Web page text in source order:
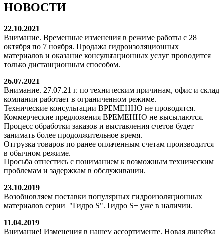
НОВОСТИ
22.10.2021
Внимание. Временные изменения в режиме работы с 28
октября по 7 ноября. Продажа гидроизоляционных
материалов и оказание консультационных услуг проводится
только дистанционным способом.
26.07.2021
Внимание. 27.07.21 г. по техническим причинам, офис и склад
компании работает в ограниченном режиме.
Технические консультации ВРЕМЕННО не проводятся.
Коммерческие предложения ВРЕМЕННО не высылаются.
Процесс обработки заказов и выставления счетов будет
занимать более продолжительное время.
Отгрузка товаров по ранее оплаченным счетам производится
в обычном режиме.
Просьба отнестись с пониманием к возможным техническим
проблемам и задержкам в обслуживании.
23.10.2019
Возобновляем поставки популярных гидроизоляционных
материалов серии "Гидро S". Гидро S+ уже в наличии.
11.04.2019
Внимание! Изменения в нашем ассортименте. Новая линейка